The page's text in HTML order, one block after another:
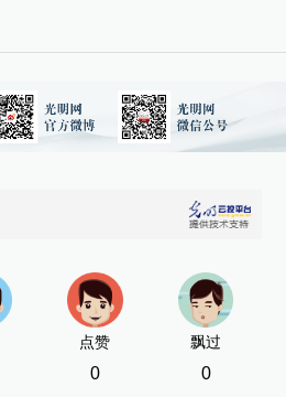
点赞
0
飘过
0